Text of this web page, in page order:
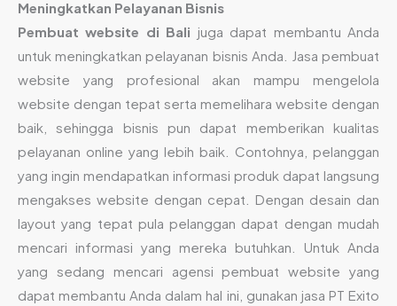
Meningkatkan Pelayanan Bisnis
Pembuat website di Bali juga dapat membantu Anda
untuk meningkatkan pelayanan bisnis Anda. Jasa pembuat
website yang profesional akan mampu mengelola
website dengan tepat serta memelihara website dengan
baik, sehingga bisnis pun dapat memberikan kualitas
pelayanan online yang lebih baik. Contohnya, pelanggan
yang ingin mendapatkan informasi produk dapat langsung
mengakses website dengan cepat. Dengan desain dan
layout yang tepat pula pelanggan dapat dengan mudah
mencari informasi yang mereka butuhkan. Untuk Anda
yang sedang mencari agensi pembuat website yang
dapat membantu Anda dalam hal ini, gunakan jasa PT Exito